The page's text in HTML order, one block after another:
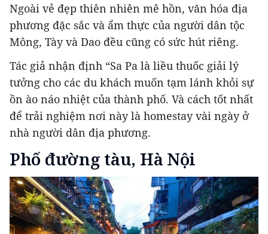
Ngoài vẻ đẹp thiên nhiên mê hồn, văn hóa địa
phương đặc sắc và ẩm thực của người dân tộc
Mông, Tày và Dao đều cũng có sức hút riêng.
Tác giả nhận định “Sa Pa là liều thuốc giải lý
tưởng cho các du khách muốn tạm lánh khỏi sự
ồn ào náo nhiệt của thành phố. Và cách tốt nhất
để trải nghiệm nơi này là homestay vài ngày ở
nhà người dân địa phương.
Phố đường tàu, Hà Nội